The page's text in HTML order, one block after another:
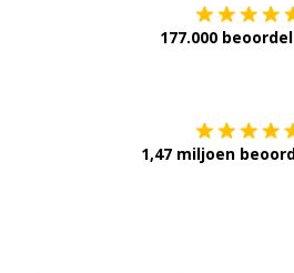
177.000
1,47 miljoen